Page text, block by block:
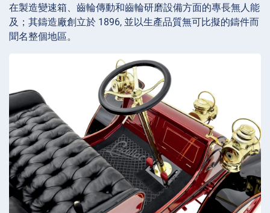
在製造變速箱、齒輪傳動和齒輪研磨設備方面的專長無人能
及；其鑄造廠創立於 1896, 並以生產品質無可比擬的鑄件而
聞名整個地區。